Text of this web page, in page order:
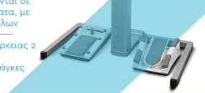
Refractive Surgery
and Refractive
and Refractive